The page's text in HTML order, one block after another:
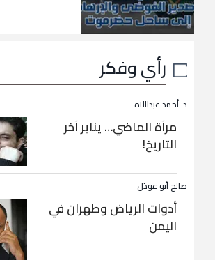
رأي وفكر
د. أحمد عبداللاه
مرآة الماضي… يناير آخر
التاريخ!
صالح أبو عوذل
أدوات الرياض وطهران في
اليمن